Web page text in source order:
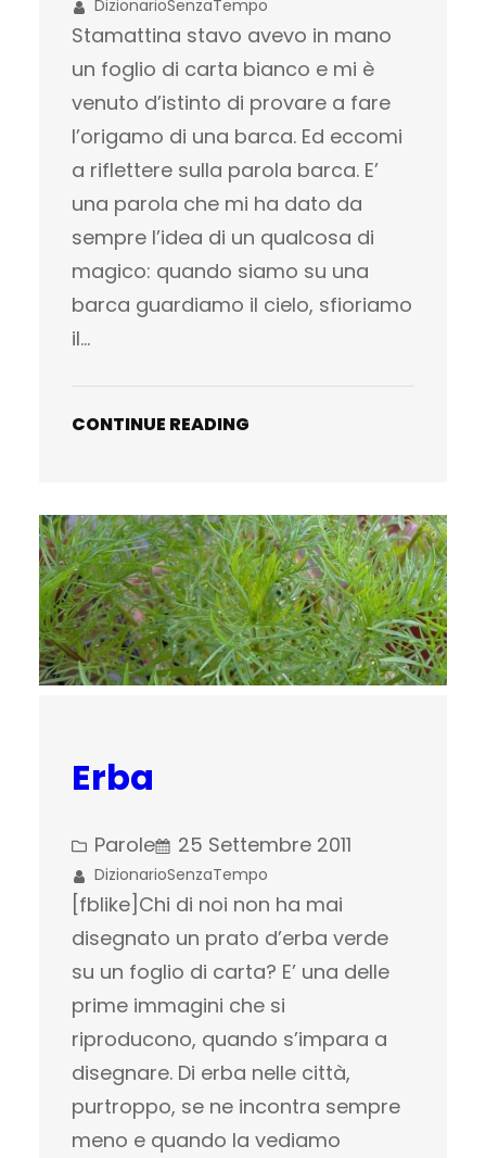
DizionarioSenzaTempo
Stamattina stavo avevo in mano
un foglio di carta bianco e mi è
venuto d’istinto di provare a fare
l’origamo di una barca. Ed eccomi
a riflettere sulla parola barca. E’
una parola che mi ha dato da
sempre l’idea di un qualcosa di
magico: quando siamo su una
barca guardiamo il cielo, sfioriamo
il…
CONTINUE READING
Erba
Parole 25 Settembre 2011
DizionarioSenzaTempo
[fblike]Chi di noi non ha mai
disegnato un prato d’erba verde
su un foglio di carta? E’ una delle
prime immagini che si
riproducono, quando s’impara a
disegnare. Di erba nelle città,
purtroppo, se ne incontra sempre
meno e quando la vediamo